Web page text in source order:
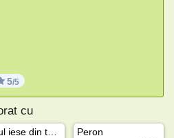
5/5
cu
Peron